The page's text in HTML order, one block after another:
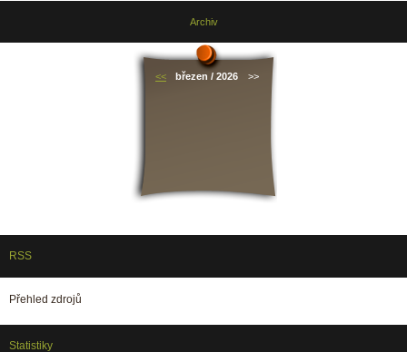
Archiv
<< březen / 2026 >>
RSS
Přehled zdrojů
Statistiky